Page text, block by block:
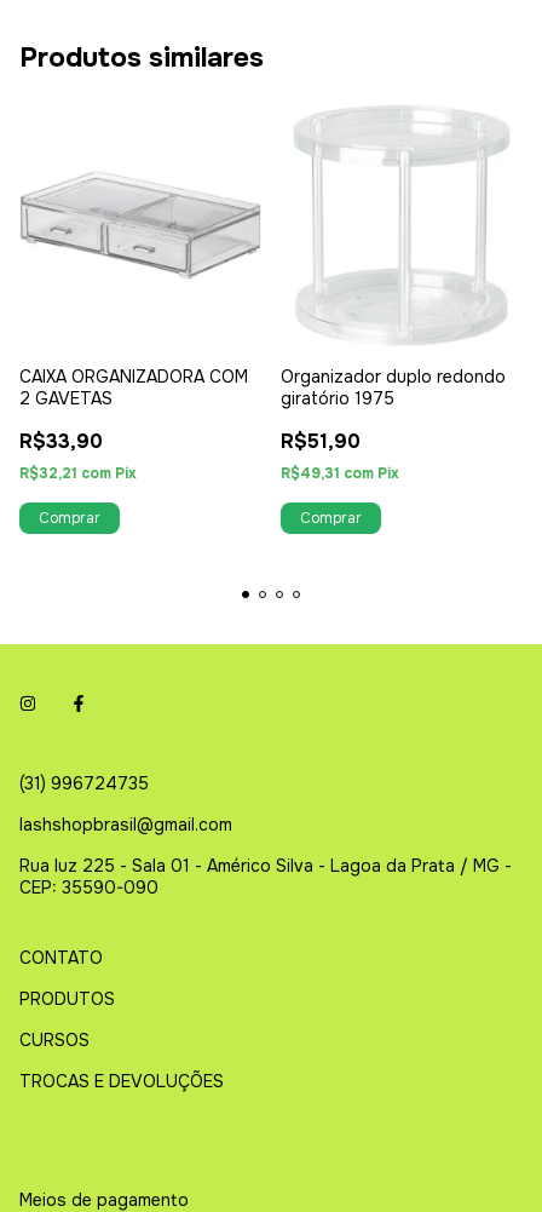
Produtos similares
CAIXA ORGANIZADORA COM
2 GAVETAS
R$33,90
R$32,21 com Pix
Organizador duplo redondo
giratório 1975
R$51,90
R$49,31 com Pix
(31) 996724735
lashshopbrasil@gmail.com
Rua luz 225 - Sala 01 - Américo Silva - Lagoa da Prata / MG -
CEP: 35590-090
CONTATO
PRODUTOS
CURSOS
TROCAS E DEVOLUÇÕES
Meios de pagamento